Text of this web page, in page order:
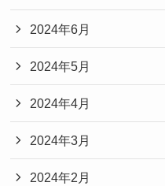
2024年6月
2024年5月
2024年4月
2024年3月
2024年2月